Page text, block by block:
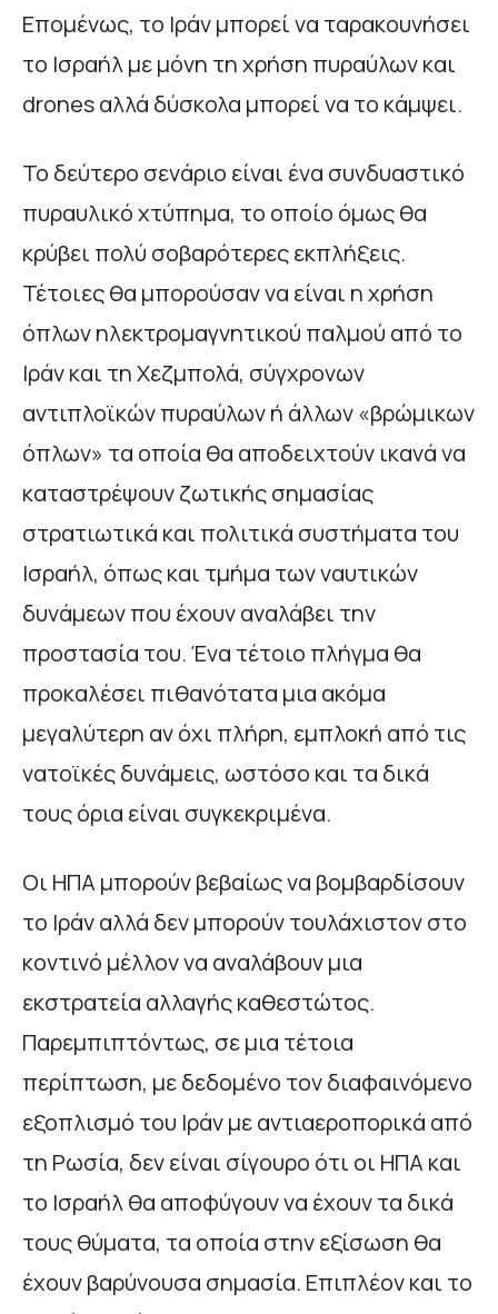
Επομένως, το Ιράν μπορεί να ταρακουνήσει
το Ισραήλ με μόνη τη χρήση πυραύλων και
drones αλλά δύσκολα μπορεί να το κάμψει.
Το δεύτερο σενάριο είναι ένα συνδυαστικό
πυραυλικό χτύπημα, το οποίο όμως θα
κρύβει πολύ σοβαρότερες εκπλήξεις.
Τέτοιες θα μπορούσαν να είναι η χρήση
όπλων ηλεκτρομαγνητικού παλμού από το
Ιράν και τη Χεζμπολά, σύγχρονων
αντιπλοϊκών πυραύλων ή άλλων «βρώμικων
όπλων» τα οποία θα αποδειχτούν ικανά να
καταστρέψουν ζωτικής σημασίας
στρατιωτικά και πολιτικά συστήματα του
Ισραήλ, όπως και τμήμα των ναυτικών
δυνάμεων που έχουν αναλάβει την
προστασία του. Ένα τέτοιο πλήγμα θα
προκαλέσει πιθανότατα μια ακόμα
μεγαλύτερη αν όχι πλήρη, εμπλοκή από τις
νατοϊκές δυνάμεις, ωστόσο και τα δικά
τους όρια είναι συγκεκριμένα.
Οι ΗΠΑ μπορούν βεβαίως να βομβαρδίσουν
το Ιράν αλλά δεν μπορούν τουλάχιστον στο
κοντινό μέλλον να αναλάβουν μια
εκστρατεία αλλαγής καθεστώτος.
Παρεμπιπτόντως, σε μια τέτοια
περίπτωση, με δεδομένο τον διαφαινόμενο
εξοπλισμό του Ιράν με αντιαεροπορικά από
τη Ρωσία, δεν είναι σίγουρο ότι οι ΗΠΑ και
το Ισραήλ θα αποφύγουν να έχουν τα δικά
τους θύματα, τα οποία στην εξίσωση θα
έχουν βαρύνουσα σημασία. Επιπλέον και το